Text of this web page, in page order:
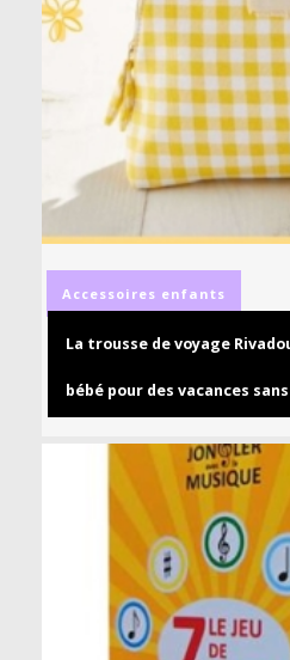
Accessoires enfants
La trousse de voyage
bébé pour des vacances